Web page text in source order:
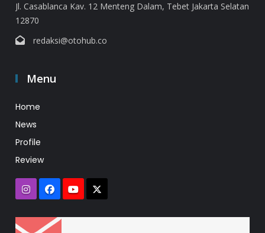
Jl. Casablanca Kav. 12 Menteng Dalam, Tebet Jakarta Selatan
12870
redaksi@otohub.co
Menu
Home
News
Profile
Review